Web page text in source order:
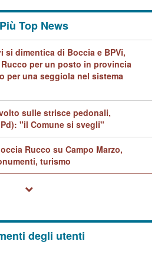
Top News
si dimentica di Boccia e BPVi,
per un posto in provincia
per una seggiola nel sistema
sulle strisce pedonali,
"il Comune si svegli"
Rucco su Campo Marzo,
turismo
degli utenti